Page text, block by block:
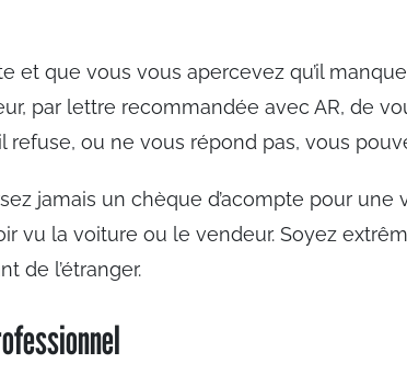
et que vous vous apercevez qu’il
par lettre recommandée avec AR, de
refuse, ou ne vous répond pas, vous
jamais un chèque d’acompte pour une
vu la voiture ou le vendeur. Soyez
de l’étranger.